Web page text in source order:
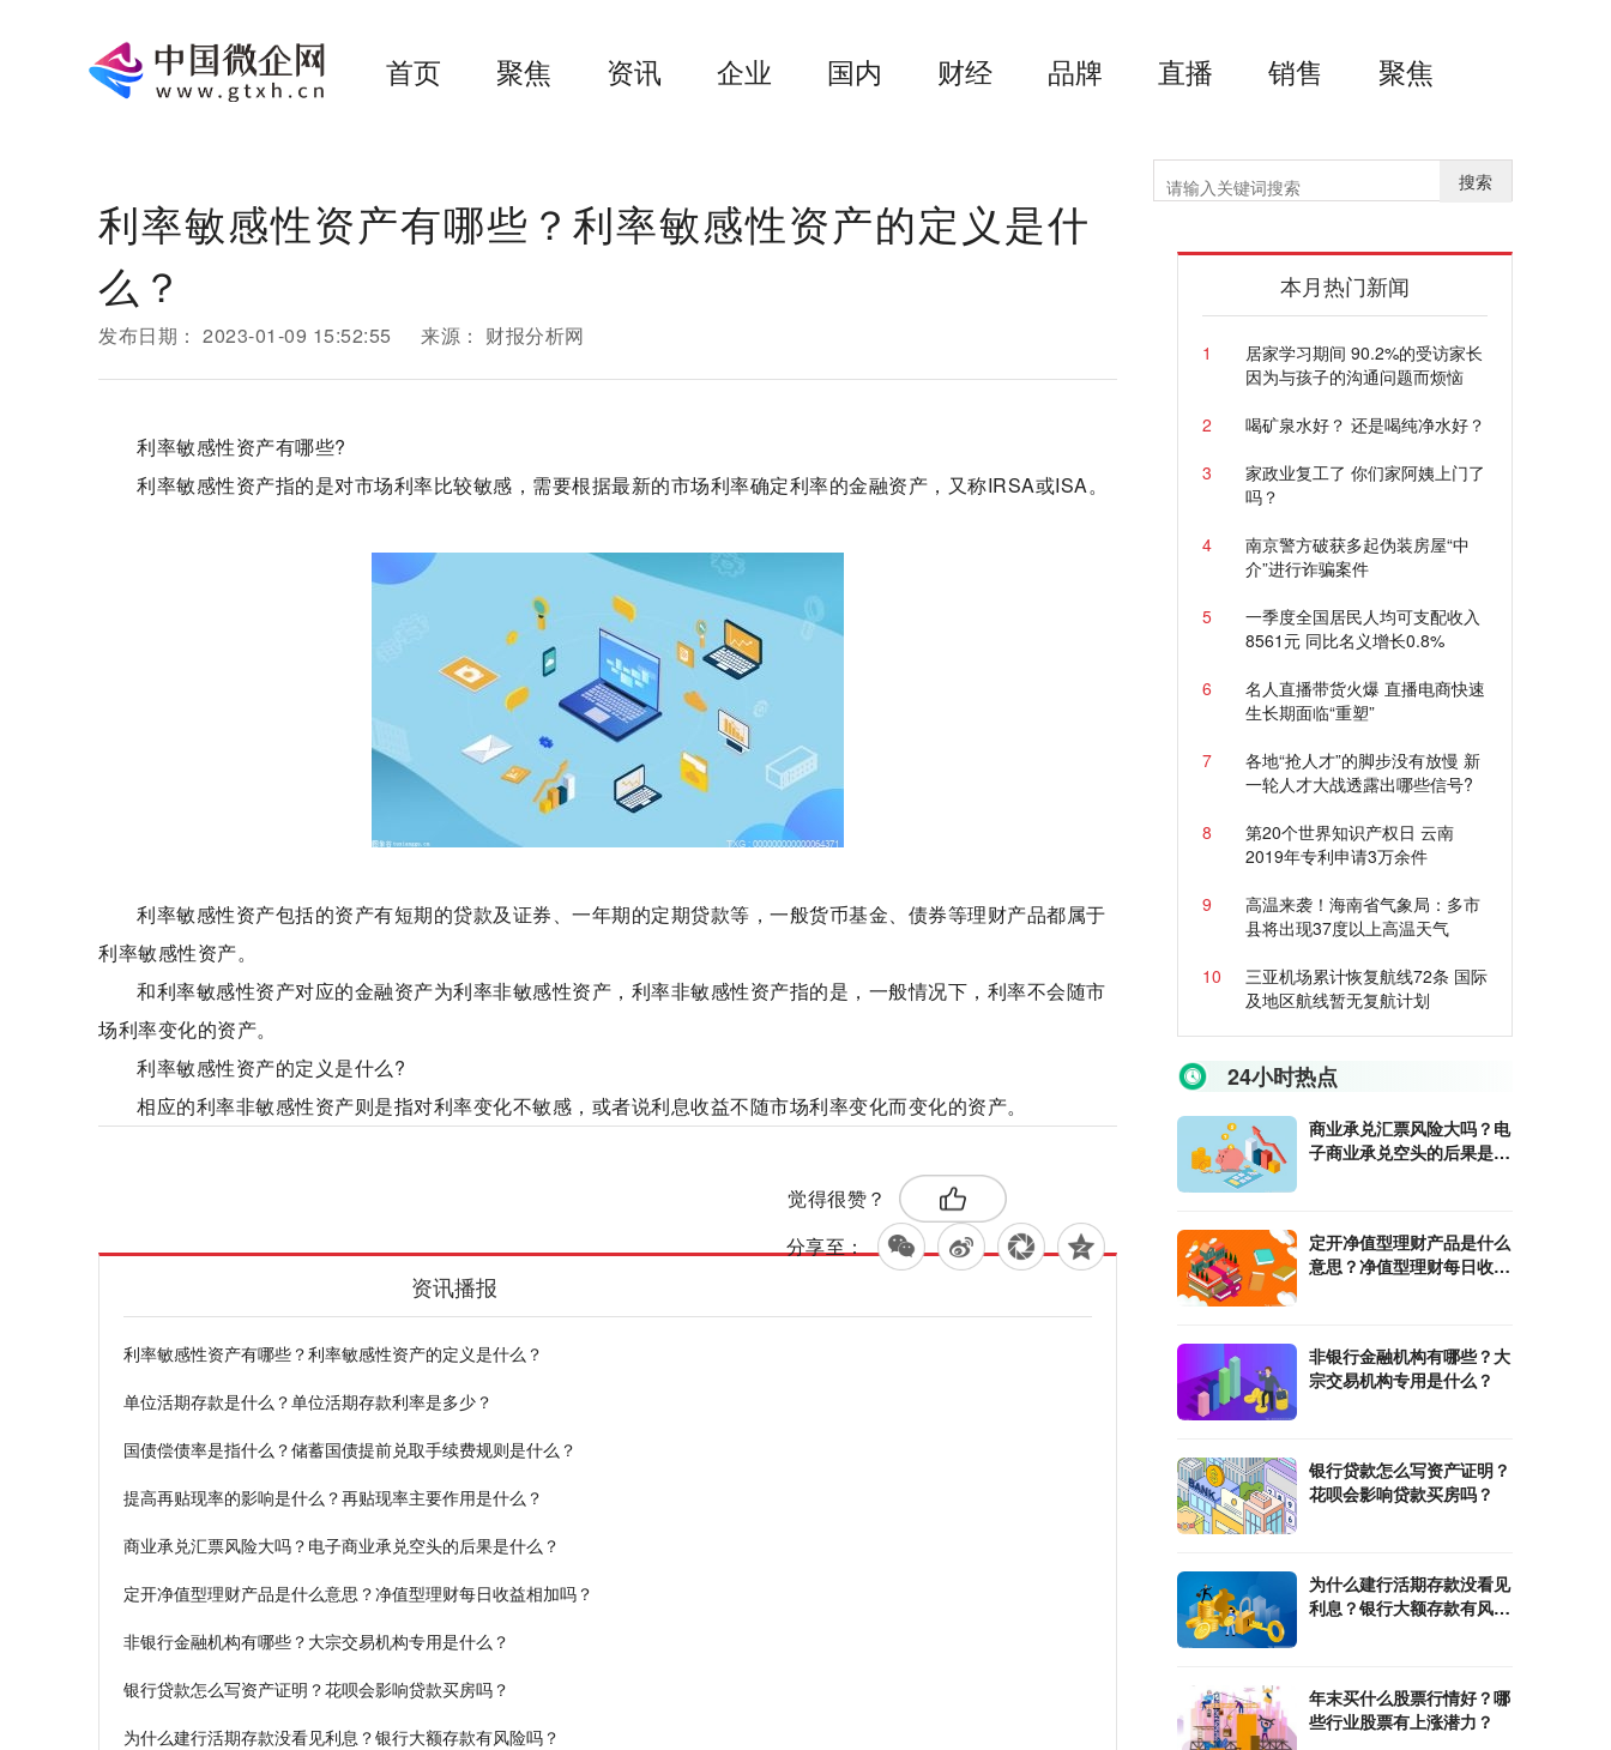
首页 聚焦 资讯 企业 国内 财经 品牌 直播 销售 聚焦
利率敏感性资产有哪些？利率敏感性资产的定义是什
么？
发布日期： 2023-01-09 15:52:55 来源： 财报分析网
利率敏感性资产有哪些?
利率敏感性资产指的是对市场利率比较敏感，需要根据最新的市场利率确定利率的金融资产，又称IRSA或ISA。
利率敏感性资产包括的资产有短期的贷款及证券、一年期的定期贷款等，一般货币基金、债券等理财产品都属于
利率敏感性资产。
和利率敏感性资产对应的金融资产为利率非敏感性资产，利率非敏感性资产指的是，一般情况下，利率不会随市
场利率变化的资产。
利率敏感性资产的定义是什么?
相应的利率非敏感性资产则是指对利率变化不敏感，或者说利息收益不随市场利率变化而变化的资产。
觉得很赞？
分享至：
资讯播报
利率敏感性资产有哪些？利率敏感性资产的定义是什么？
单位活期存款是什么？单位活期存款利率是多少？
国债偿债率是指什么？储蓄国债提前兑取手续费规则是什么？
提高再贴现率的影响是什么？再贴现率主要作用是什么？
商业承兑汇票风险大吗？电子商业承兑空头的后果是什么？
定开净值型理财产品是什么意思？净值型理财每日收益相加吗？
非银行金融机构有哪些？大宗交易机构专用是什么？
银行贷款怎么写资产证明？花呗会影响贷款买房吗？
为什么建行活期存款没看见利息？银行大额存款有风险吗？
搜索
本月热门新闻
1
居家学习期间 90.2%的受访家长
因为与孩子的沟通问题而烦恼
2
喝矿泉水好？ 还是喝纯净水好？
3
家政业复工了 你们家阿姨上门了
吗？
4
南京警方破获多起伪装房屋“中
介”进行诈骗案件
5
一季度全国居民人均可支配收入
8561元 同比名义增长0.8%
6
名人直播带货火爆 直播电商快速
生长期面临“重塑”
7
各地“抢人才”的脚步没有放慢 新
一轮人才大战透露出哪些信号?
8
第20个世界知识产权日 云南
2019年专利申请3万余件
9
高温来袭！海南省气象局：多市
县将出现37度以上高温天气
10
三亚机场累计恢复航线72条 国际
及地区航线暂无复航计划
24小时热点
商业承兑汇票风险大吗？电
子商业承兑空头的后果是什
定开净值型理财产品是什么
意思？净值型理财每日收益
非银行金融机构有哪些？大
宗交易机构专用是什么？
银行贷款怎么写资产证明？
花呗会影响贷款买房吗？
为什么建行活期存款没看见
利息？银行大额存款有风险
年末买什么股票行情好？哪
些行业股票有上涨潜力？